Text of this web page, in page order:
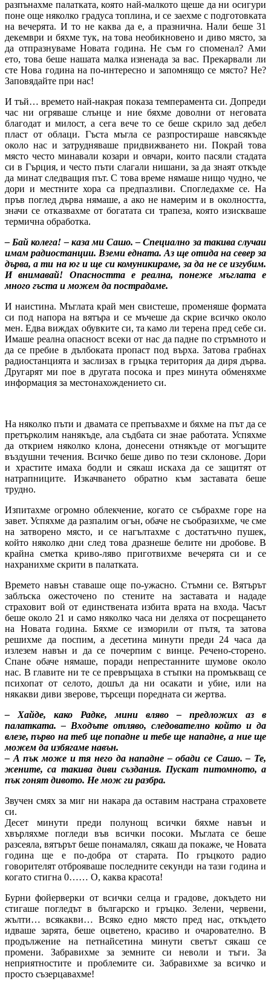
разпънахме палатката, която най-малкото щеше да ни осигури
поне още няколко градуса топлина, и се заехме с подготовката
на вечерята. И то не каква да е, а празнична. Нали беше 31
декември и бяхме тук, на това необикновено и диво място, за
да отпразнуваме Новата година. Не съм го споменал? Ами
ето, това беше нашата малка изненада за вас. Прекарвали ли
сте Нова година на по-интересно и запомнящо се място? Не?
Заповядайте при нас!
И тъй… времето най-накрая показа темперамента си. Допреди
час ни огряваше слънце и ние бяхме доволни от неговата
благодат и милост, а сега вече то се беше скрило зад дебел
пласт от облаци. Гъста мъгла се разпростираше навсякъде
около нас и затрудняваше придвижването ни. Покрай това
място често минавали козари и овчари, които пасяли стадата
си в Гърция, и често пъти слагали нишани, за да знаят откъде
да минат следващия път. С това време нямаше нищо чудно, че
дори и местните хора са предпазливи. Спогледахме се. На
пръв поглед дърва нямаше, а ако не намерим и в околността,
значи се отказвахме от богатата си трапеза, която изискваше
термична обработка.
– Бай колега! – каза ми Сашо. – Специално за такива случаи
имам радиостанции. Вземи едната. Аз ще отида на север за
дърва, а ти на юг и ще си комуникираме, за да не се изгубим.
И внимавай! Опасността е реална, понеже мъглата е
много гъста и можем да пострадаме.
И наистина. Мъглата край мен свистеше, променяше формата
си под напора на вятъра и се мъчеше да скрие всичко около
мен. Едва виждах обувките си, та камо ли терена пред себе си.
Имаше реална опасност всеки от нас да падне по стръмното и
да се пребие в дълбоката пропаст под върха. Затова грабнах
радиостанцията и заслизах в гръцка територия да диря дърва.
Другарят ми пое в другата посока и през минута обменяхме
информация за местонахождението си.
На няколко пъти и двамата се препъвахме и бяхме на път да се
претърколим нанякъде, ала съдбата си знае работата. Успяхме
да открием няколко клона, донесени отнякъде от могъщите
въздушни течения. Всичко беше диво по тези склонове. Дори
и храстите имаха бодли и сякаш искаха да се защитят от
натрапниците. Изкачването обратно към заставата беше
трудно.
Изпитахме огромно облекчение, когато се събрахме горе на
завет. Успяхме да разпалим огън, обаче не съобразихме, че сме
на затворено място, и се нагълтахме с достатъчно пушек,
който няколко дни след това дразнеше белите ни дробове. В
крайна сметка криво-ляво приготвихме вечерята си и се
нахранихме скрити в палатката.
Времето навън ставаше още по-ужасно. Стъмни се. Вятърът
заблъска ожесточено по стените на заставата и нададе
страховит вой от единствената избита врата на входа. Часът
беше около 21 и само няколко часа ни деляха от посрещането
на Новата година. Бяхме се изморили от пътя, та затова
решихме да поспим, а десетина минути преди 24 часа да
излезем навън и да се почерпим с винце. Речено-сторено.
Спане обаче нямаше, поради непрестанните шумове около
нас. В главите ни те се превръщаха в стъпки на промъкващ се
психопат от селото, дошъл да ни осакати и убие, или на
някакви диви зверове, търсещи поредната си жертва.
– Хайде, како Радке, мини вляво – предложих аз в
палатката. – Входъте отляво, следователно който и да
влезе, първо на теб ще попадне и тебе ще нападне, а ние ще
можем да избягаме навън.
– А пък може и тя него да нападне – обади се Сашо. – Те,
жените, са такива диви създания. Пускат питомното, а
пък гонят дивото. Не мож ги разбра.
Звучен смях за миг ни накара да оставим настрана страховете
си.
Десет минути преди полунощ всички бяхме навън и
хвърляхме погледи във всички посоки. Мъглата се беше
разсеяла, вятърът беше понамалял, сякаш да покаже, че Новата
година ще е по-добра от старата. По гръцкото радио
говорителят отброяваше последните секунди на тази година и
когато стигна 0…… О, каква красота!
Бурни фойерверки от всички селца и градове, докъдето ни
стигаше погледът в българско и гръцко. Зелени, червени,
жълти… всякакви… Всяко едно място пред нас, откъдето
идваше зарята, беше оцветено, красиво и очарователно. В
продължение на петнайсетина минути светът сякаш се
промени. Забравихме за земните си неволи и тъги. За
неприятностите и проблемите си. Забравихме за всичко и
просто съзерцавахме!